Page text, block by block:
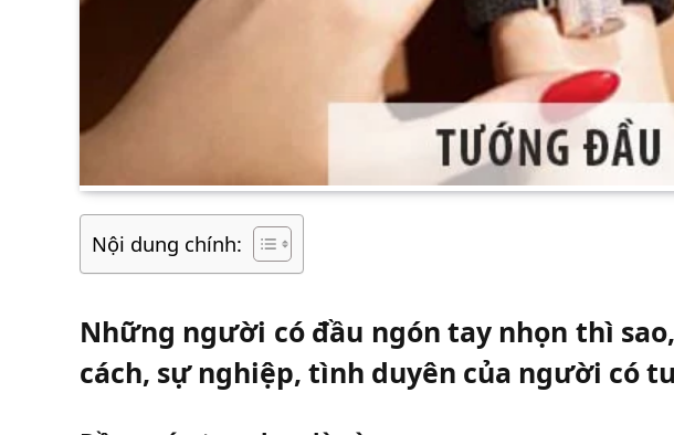
Nội dung chính:
Những người có đầu ngón tay nhọn thì
cách, sự nghiệp, tình duyên của người có